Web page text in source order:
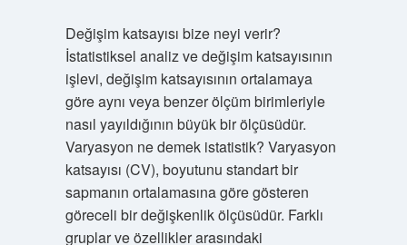
Değişim katsayısı bize neyi verir?
İstatistiksel analiz ve değişim katsayısının
işlevi, değişim katsayısının ortalamaya
göre aynı veya benzer ölçüm birimleriyle
nasıl yayıldığının büyük bir ölçüsüdür.
Varyasyon ne demek istatistik? Varyasyon
katsayısı (CV), boyutunu standart bir
sapmanın ortalamasına göre gösteren
göreceli bir değişkenlik ölçüsüdür. Farklı
gruplar ve özellikler arasındaki